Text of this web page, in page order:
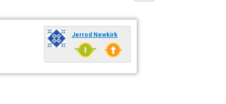
Jerrod Newkirk